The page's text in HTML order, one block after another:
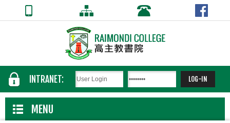
INTRANET:
MENU